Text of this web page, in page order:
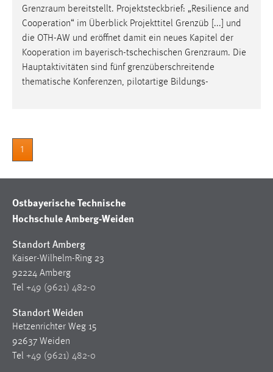
Grenzraum bereitstellt. Projektsteckbrief: „Resilience and
Cooperation“ im Überblick Projekttitel Grenzüb [...] und
die OTH-AW und eröffnet damit ein neues Kapitel der
Kooperation im bayerisch-tschechischen Grenzraum. Die
Hauptaktivitäten sind fünf grenzüberschreitende
thematische Konferenzen, pilotartige Bildungs-
1
Ostbayerische Technische
Hochschule Amberg-Weiden
Standort Amberg
Kaiser-Wilhelm-Ring 23
92224 Amberg
Tel +49 (9621) 482-0
Standort Weiden
Hetzenrichter Weg 15
92637 Weiden
Tel +49 (9621) 482-0
Cookie Laufzeit:
STATISTIK
Name:
Zweck:
Cookie Laufzeit:
Max. 13 Monate
MARKETING
Marketing Cookies werden von Drittanbietern
verwendet, um personalisierte Werbung anzuzeigen.
Sie tun dies, indem sie Besucher über Websites